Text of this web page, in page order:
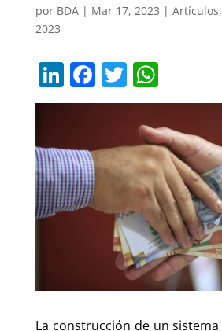
por BDA| Mar 17, 2023 | Artículos,
2023
Li
n
e
dI
n
F
a
e
b
o
o
T
w
itt
er
W
h
at
s
A
p
p
La construcción de un